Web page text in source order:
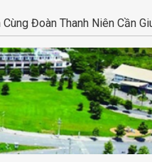
Thanh Niên Cần Giuộc